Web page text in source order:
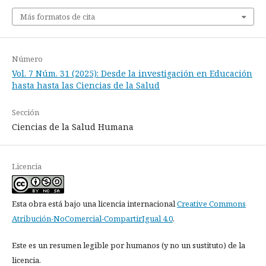
Más formatos de cita
Número
Vol. 7 Núm. 31 (2025): Desde la investigación en Educación
hasta hasta las Ciencias de la Salud
Sección
Ciencias de la Salud Humana
Licencia
Esta obra está bajo una licencia internacionalCreative Commons
Atribución-NoComercial-CompartirIgual 4.0.
Este es un resumen legible por humanos (y no un sustituto) de la
licencia.